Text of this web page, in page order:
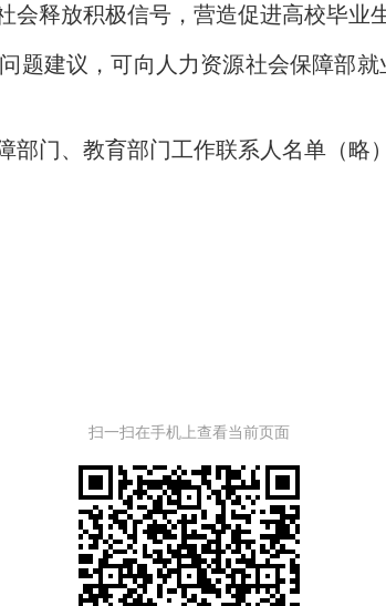
释放积极信号，营造促进高校毕业
建议，可向人力资源社会保障部就
门、教育部门工作联系人名单（略）
扫一扫在手机上查看当前页面